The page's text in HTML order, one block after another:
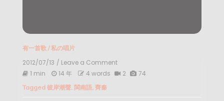
有一首歌/私の唱片
2012/07/13 / Leave a Commenton
【私
1 min 14 年 4 words 2 74
Tagged 彼岸潮聲, 閩南語, 齊秦